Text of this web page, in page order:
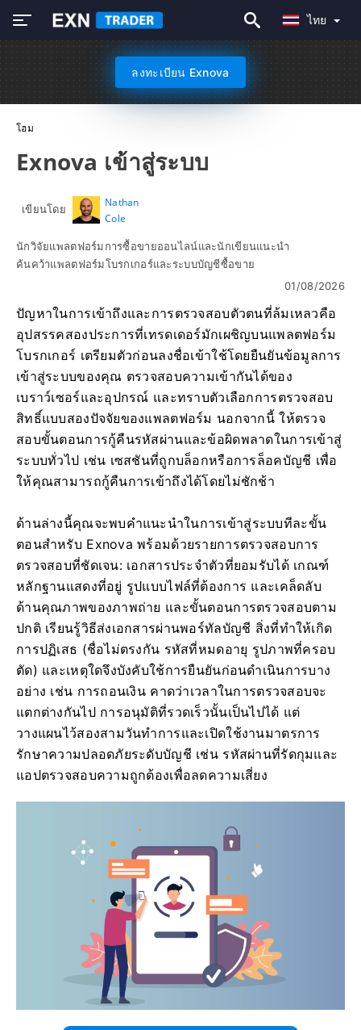
ไทย
ลงทะเบียน Exnova
โฮม
Exnova เข้าสู่ระบบ
เขียนโดย
Nathan
Cole
นักวิจัยแพลตฟอร์มการซื้อขายออนไลน์และนักเขียนแนะนำ
ค้นคว้าแพลตฟอร์มโบรกเกอร์และระบบบัญชีซื้อขาย
01/08/2026
ปัญหาในการเข้าถึงและการตรวจสอบตัวตนที่ล้มเหลวคือ
อุปสรรคสองประการที่เทรดเดอร์มักเผชิญบนแพลตฟอร์ม
โบรกเกอร์ เตรียมตัวก่อนลงชื่อเข้าใช้โดยยืนยันข้อมูลการ
เข้าสู่ระบบของคุณ ตรวจสอบความเข้ากันได้ของ
เบราว์เซอร์และอุปกรณ์ และทราบตัวเลือกการตรวจสอบ
สิทธิ์แบบสองปัจจัยของแพลตฟอร์ม นอกจากนี้ ให้ตรวจ
สอบขั้นตอนการกู้คืนรหัสผ่านและข้อผิดพลาดในการเข้าสู่
ระบบทั่วไป เช่น เซสชันที่ถูกบล็อกหรือการล็อคบัญชี เพื่อ
ให้คุณสามารถกู้คืนการเข้าถึงได้โดยไม่ชักช้า
ด้านล่างนี้คุณจะพบคำแนะนำในการเข้าสู่ระบบทีละขั้น
ตอนสำหรับ Exnova พร้อมด้วยรายการตรวจสอบการ
ตรวจสอบที่ชัดเจน: เอกสารประจำตัวที่ยอมรับได้ เกณฑ์
หลักฐานแสดงที่อยู่ รูปแบบไฟล์ที่ต้องการ และเคล็ดลับ
ด้านคุณภาพของภาพถ่าย และขั้นตอนการตรวจสอบตาม
ปกติ เรียนรู้วิธีส่งเอกสารผ่านพอร์ทัลบัญชี สิ่งที่ทำให้เกิด
การปฏิเสธ (ชื่อไม่ตรงกัน รหัสที่หมดอายุ รูปภาพที่ครอบ
ตัด) และเหตุใดจึงบังคับใช้การยืนยันก่อนดำเนินการบาง
อย่าง เช่น การถอนเงิน คาดว่าเวลาในการตรวจสอบจะ
แตกต่างกันไป การอนุมัติที่รวดเร็วนั้นเป็นไปได้ แต่
วางแผนไว้สองสามวันทำการและเปิดใช้งานมาตรการ
รักษาความปลอดภัยระดับบัญชี เช่น รหัสผ่านที่รัดกุมและ
แอปตรวจสอบความถูกต้องเพื่อลดความเสี่ยง